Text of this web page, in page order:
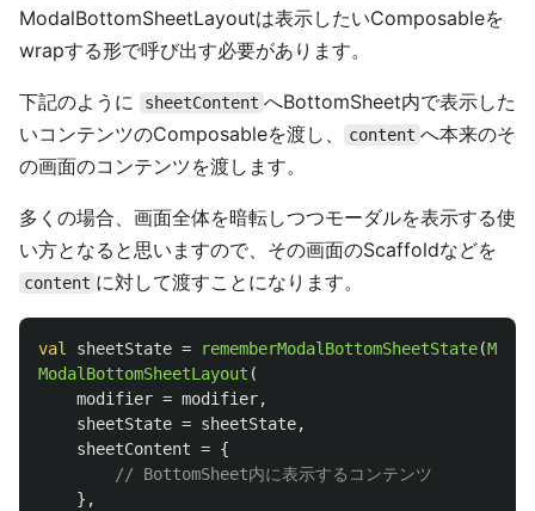
ModalBottomSheetLayoutは表示したいComposableを
wrapする形で呼び出す必要があります。
下記のように sheetContent へBottomSheet内で表示した
いコンテンツのComposableを渡し、
content へ本来のそ
の画面のコンテンツを渡します。
多くの場合、画面全体を暗転しつつモーダルを表示する使
い方となると思いますので、その画面のScaffoldなどを
content に対して渡すことになります。
val sheetState = rememberModalBottomSheetState(
ModalBottomSheetLayout (
modifier = modifier,
sheetState = sheetState,
sheetContent = {
// BottomSheet内に表示するコンテンツ
},